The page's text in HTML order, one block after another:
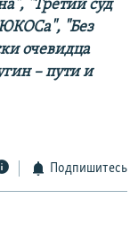
"Третий суд
"Без
очевидца
– пути и
Подпишитесь